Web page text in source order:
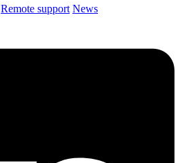
Remote support News